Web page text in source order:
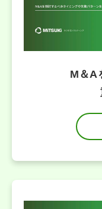
M＆A